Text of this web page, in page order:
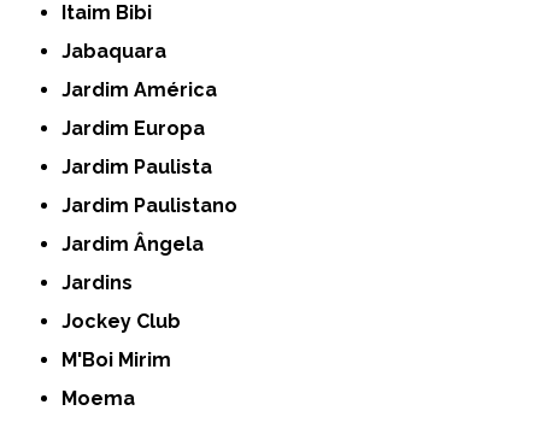
Itaim Bibi
Jabaquara
Jardim América
Jardim Europa
Jardim Paulista
Jardim Paulistano
Jardim Ângela
Jardins
Jockey Club
M'Boi Mirim
Moema